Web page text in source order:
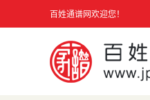
百姓通谱网欢迎您！